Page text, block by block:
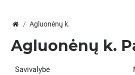
Agluonėnų k.
Agluonėnų k.
Savivalybė